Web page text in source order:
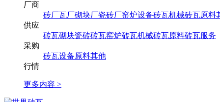
厂商
砖厂瓦厂砌块厂瓷砖厂窑炉设备砖瓦机械砖瓦原料
供应
砖瓦砌块瓷砖砖瓦窑炉砖瓦机械砖瓦原料砖瓦服务
采购
砖瓦设备原料其他
行情
更多内容 >